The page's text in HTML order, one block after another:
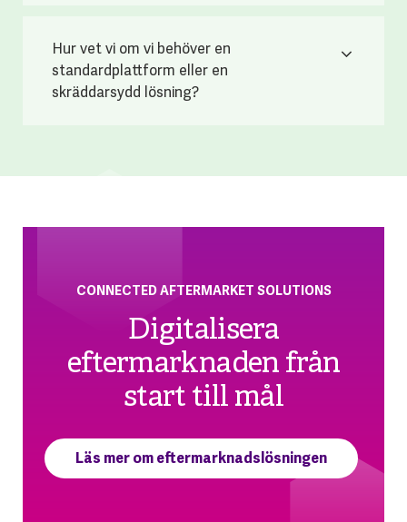
Hur vet vi om vi behöver en
standardplattform eller en
skräddarsydd lösning?
CONNECTED AFTERMARKET SOLUTIONS
Digitalisera
eftermarknaden från
start till mål
Läs mer om eftermarknadslösningen